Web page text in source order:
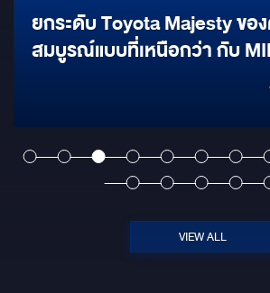
ลำโพงคู่หน้า ทำงานซาวด์ที่
เติม พร้อมประกบคู่คุณภาพ
นิ้ว GROUNDZERO :
และทวิตเตอร์
MIDRANGE ติดตั้งเข้าช่อ
GROUNDZERO : GZPM
คู่หลัง & Surround ด้านหลั
ตรงรุ่น BMW ด้วยVIEW ALL